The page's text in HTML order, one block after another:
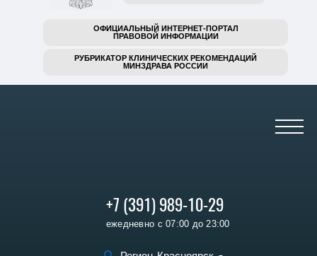
ОФИЦИАЛЬНЫЙ ИНТЕРНЕТ-ПОРТАЛ
ПРАВОВОЙ ИНФОРМАЦИИ
РУБРИКАТОР КЛИНИЧЕСКИХ РЕКОМЕНДАЦИЙ
МИНЗДРАВА РОССИИ
+7 (391) 989-10-29
ежедневно с 07:00 до 23:00